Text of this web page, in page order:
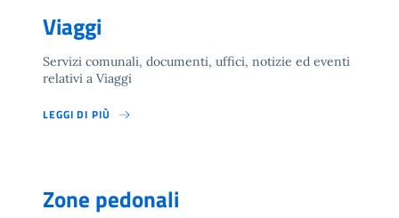
Viaggi
Servizi comunali, documenti, uffici, notizie ed eventi
relativi a Viaggi
LEGGI DI PIÙ
Zone pedonali